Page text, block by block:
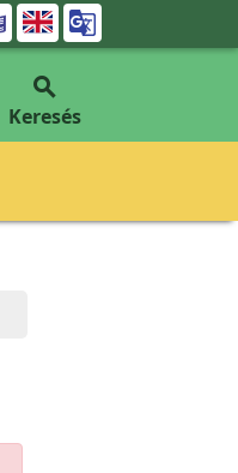


Keresés